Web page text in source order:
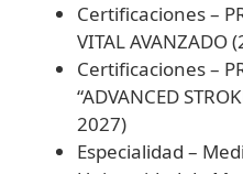
Certificaciones –
VITAL AVANZADO
Certificaciones –
“ADVANCED
2027)
Especialidad –